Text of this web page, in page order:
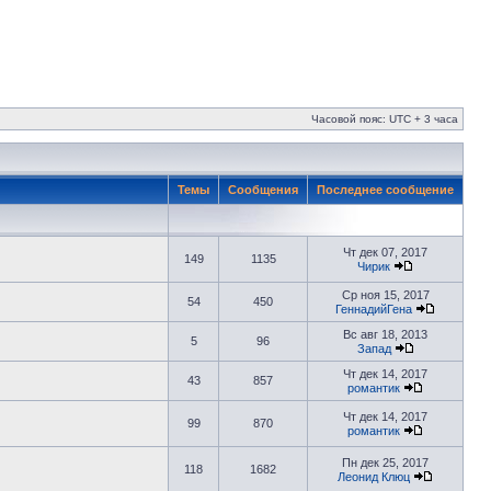
Часовой пояс: UTC + 3 часа
Темы Сообщения Последнее сообщение
149 1135
Чт дек 07, 2017
Чирик
54 450
Ср ноя 15, 2017
ГеннадийГена
5 96
Вс авг 18, 2013
Запад
43 857
Чт дек 14, 2017
романтик
99 870
Чт дек 14, 2017
романтик
118 1682
Пн дек 25, 2017
Леонид Клюц